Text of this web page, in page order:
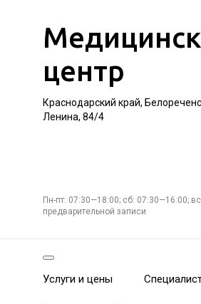
центр
Краснодарский край,
Ленина, 84/4
Пн-пт: 07:30—18:00; сб: 07:30—16:00;
предварительной записи
Услуги и цены